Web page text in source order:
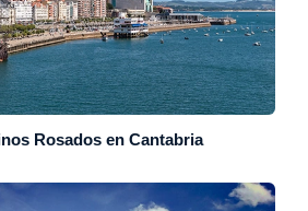
Rosados en Cantabria